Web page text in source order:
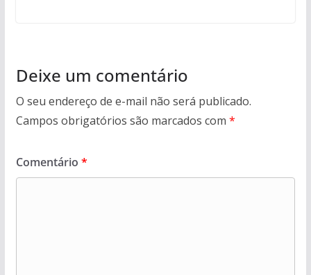
Deixe um comentário
O seu endereço de e-mail não será publicado.
Campos obrigatórios são marcados com *
Comentário *